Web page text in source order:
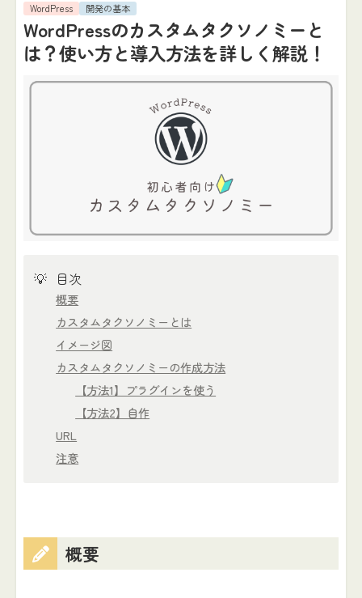
WordPress
開発の基本
WordPressのカスタムタクソノミーと
は？使い方と導入方法を詳しく解説！
💡 目次
概要
カスタムタクソノミーとは
イメージ図
カスタムタクソノミーの作成方法
【方法1】プラグインを使う
【方法2】自作
URL
注意
概要